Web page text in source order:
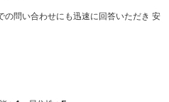
の問い合わせにも迅速に回答いただき 安